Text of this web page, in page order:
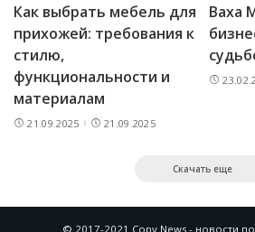
Как выбрать мебель для
прихожей: требования к
стилю,
функциональности и
материалам
21.09.2025 21.09.2025
Ваха
Скачать еще
© 2017-2021 Copy News - новости